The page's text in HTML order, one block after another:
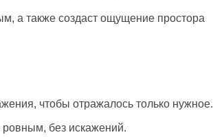
а также создаст ощущение простора
чтобы отражалось только нужное.
без искажений.